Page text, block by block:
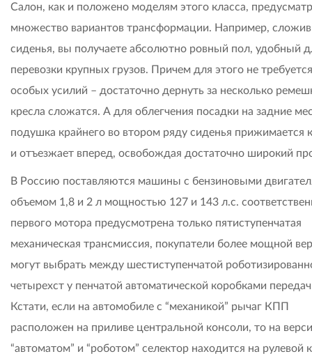
Салон, как и положено моделям этого класса,
множество вариантов трансформации. Например, сложив
сиденья, вы получаете абсолютно ровный пол, удобный
перевозки крупных грузов. Причем для этого не требуется
особых усилий – достаточно дернуть за несколько
кресла сложатся. А для облегчения посадки на задние
подушка крайнего во втором ряду сиденья прижимается
и отъезжает вперед, освобождая достаточно широкий
В Россию поставляются машины с бензиновыми
объемом 1,8 и 2 л мощностью 127 и 143 л.с.
первого мотора предусмотрена только пятиступенчатая
механическая трансмиссия, покупатели более мощной
могут выбрать между шестиступенчатой
четырехст у пенчатой автоматической коробками
Кстати, если на автомобиле с “механикой” рычаг КПП
расположен на приливе центральной консоли, то на
“автоматом” и “роботом” селектор находится на рулевой